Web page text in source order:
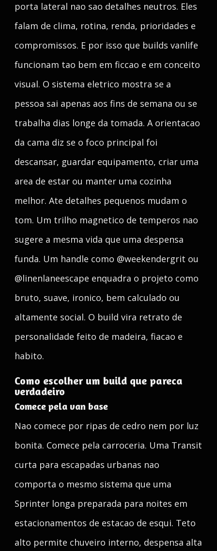
porta lateral nao sao detalhes neutros. Eles
falam de clima, rotina, renda, prioridades e
compromissos. E por isso que builds vanlife
funcionam tao bem em ficcao e em conceito
visual. O sistema eletrico mostra se a
pessoa sai apenas aos fins de semana ou se
trabalha dias longe da tomada. A orientacao
da cama diz se o foco principal foi
descansar, guardar equipamento, criar uma
area de estar ou manter uma cozinha
melhor. Ate detalhes pequenos mudam o
tom. Um trilho magnetico de temperos nao
sugere a mesma vida que uma despensa
funda. Um handle como @weekendergrit ou
@linenlaneescape enquadra o projeto como
bruto, suave, ironico, bem calculado ou
altamente social. O build vira retrato de
personalidade feito de madeira, fiacao e
habito.
Como escolher um build que pareca
verdadeiro
Comece pela van base
Nao comece por ripas de cedro nem por luz
bonita. Comece pela carroceria. Uma Transit
curta para escapadas urbanas nao
comporta o mesmo sistema que uma
Sprinter longa preparada para noites em
estacionamentos de estacao de esqui. Teto
alto permite chuveiro interno, despensa alta